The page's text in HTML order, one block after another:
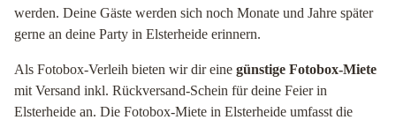
werden. Deine Gäste werden sich noch Monate und Jahre später
gerne an deine Party in Elsterheide erinnern.
Als Fotobox-Verleih bieten wir dir eine günstige Fotobox-Miete
mit Versand inkl. Rückversand-Schein für deine Feier in
Elsterheide an. Die Fotobox-Miete in Elsterheide umfasst die